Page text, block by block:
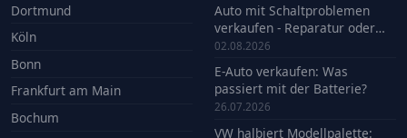
Dortmund
Köln
Bonn
Frankfurt am Main
Bochum
Auto mit Schaltproblemen
verkaufen - Reparatur oder
Verkauf?
02.08.2026
E-Auto verkaufen: Was
passiert mit der Batterie?
26.07.2026
VW halbiert Modellpalette: